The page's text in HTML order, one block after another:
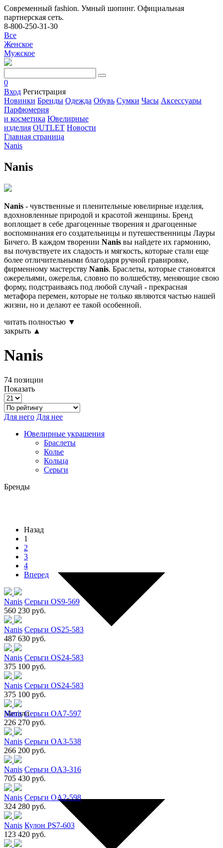
Современный fashion. Умный шопинг. Официальная
партнерская сеть.
8-800-250-31-30
Все
Женское
Мужское
0
Вход Регистрация
Новинки Бренды Одежда Обувь Сумки Часы Аксессуары
Парфюмерия
и косметика Ювелирные
изделия OUTLET Новости
Главная страница
Nanis
Nanis
Nanis - чувственные и пленительные ювелирные изделия,
вдохновленные природой и красотой женщины. Бренд
воплощает в себе драгоценные творения и драгоценные
воспоминания его создательницы и путешественницы Лауры
Бичего. В каждом творении Nanis вы найдете их гармонию,
вы почувствуете их сладость и мягкость, которые стали еще
более отличительными благодаря ручной гравировке,
фирменному мастерству Nanis. Браслеты, которые становятся
ожерельями, ожерелья, словно по волшебству, меняющие свою
форму, подстраиваясь под любой случай - прекрасная
метафора перемен, которые не только являются частью нашей
жизни, но и делают ее такой особенной.
читать полностью ▼
закрыть ▲
Nanis
74 позиции
Показать
Для него Для нее
Ювелирные украшения
Браслеты
Колье
Кольца
Серьги
Бренды
Металл
Назад
1
2
3
4
Вперед
Nanis Серьги OS9-569
560 230 руб.
Nanis Серьги OS25-583
487 630 руб.
Nanis Серьги OS24-583
375 100 руб.
Nanis Серьги OS24-583
375 100 руб.
Nanis Серьги OA7-597
226 270 руб.
Nanis Серьги OA3-538
266 200 руб.
Nanis Серьги OA3-316
705 430 руб.
Nanis Серьги OA2-598
324 280 руб.
Nanis Кулон PS7-603
123 420 руб.